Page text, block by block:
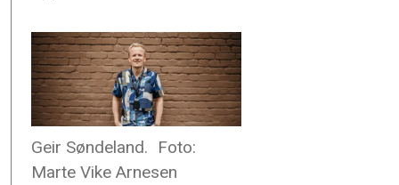
Geir Søndeland.
Foto:
Marte Vike Arnesen